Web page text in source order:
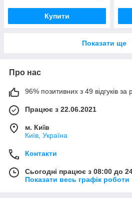
Купити
Показати ще
Про нас
96% позитивних з 49 відгуків за
Працює з 22.06.2021
м. Київ
Київ, Україна
Контакти
Сьогодні працює з 08:00 до
Показати весь графік роботи